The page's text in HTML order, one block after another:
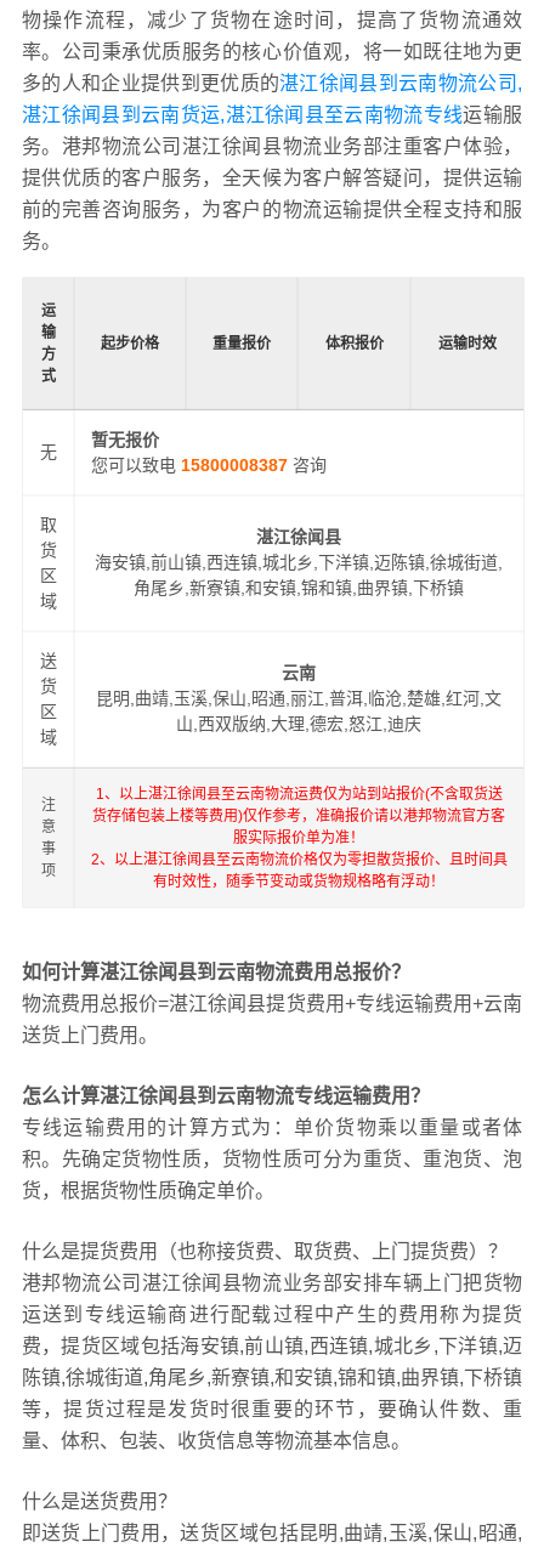
物操作流程，减少了货物在途时间，提高了货物流通效
率。公司秉承优质服务的核心价值观，将一如既往地为更
多的人和企业提供到更优质的湛江徐闻县到云南物流公司,
湛江徐闻县到云南货运,湛江徐闻县至云南物流专线运输服
务。港邦物流公司湛江徐闻县物流业务部注重客户体验，
提供优质的客户服务，全天候为客户解答疑问，提供运输
前的完善咨询服务，为客户的物流运输提供全程支持和服
务。
运
输
方
式
起步价格 重量报价 体积报价 运输时效
无
暂无报价
您可以致电 15800008387 咨询
取
货
区
域
湛江徐闻县
海安镇,前山镇,西连镇,城北乡,下洋镇,迈陈镇,徐城街道,
角尾乡,新寮镇,和安镇,锦和镇,曲界镇,下桥镇
送
货
区
域
云南
昆明,曲靖,玉溪,保山,昭通,丽江,普洱,临沧,楚雄,红河,文
山,西双版纳,大理,德宏,怒江,迪庆
注
意
事
项
1、以上湛江徐闻县至云南物流运费仅为站到站报价(不含取货送
货存储包装上楼等费用)仅作参考，准确报价请以港邦物流官方客
服实际报价单为准！
2、以上湛江徐闻县至云南物流价格仅为零担散货报价、且时间具
有时效性，随季节变动或货物规格略有浮动！
如何计算湛江徐闻县到云南物流费用总报价？
物流费用总报价=湛江徐闻县提货费用+专线运输费用+云南
送货上门费用。
怎么计算湛江徐闻县到云南物流专线运输费用？
专线运输费用的计算方式为：单价货物乘以重量或者体
积。先确定货物性质，货物性质可分为重货、重泡货、泡
货，根据货物性质确定单价。
什么是提货费用（也称接货费、取货费、上门提货费）？
港邦物流公司湛江徐闻县物流业务部安排车辆上门把货物
运送到专线运输商进行配载过程中产生的费用称为提货
费，提货区域包括海安镇,前山镇,西连镇,城北乡,下洋镇,迈
陈镇,徐城街道,角尾乡,新寮镇,和安镇,锦和镇,曲界镇,下桥镇
等，提货过程是发货时很重要的环节，要确认件数、重
量、体积、包装、收货信息等物流基本信息。
什么是送货费用？
即送货上门费用，送货区域包括昆明,曲靖,玉溪,保山,昭通,